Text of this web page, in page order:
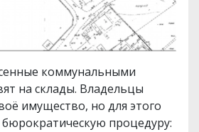
коммунальными
на склады. Владельцы
имущество, но для этого
процедуру: